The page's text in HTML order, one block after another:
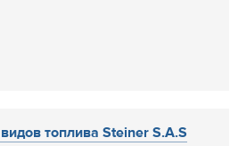
топлива Steiner S.A.S